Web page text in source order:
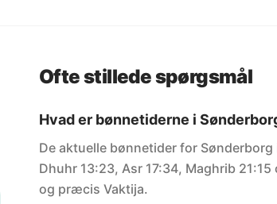
Ofte stillede spørgsmål
Hvad er bønnetiderne i
De aktuelle bønnetider for Sønderborg
Dhuhr 13:23, Asr 17:34, Maghrib
og præcis Vaktija.